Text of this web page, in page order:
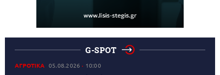
G-SPOT
ΑΓΡΟΤΙΚΑ 05.08.2026 10:00